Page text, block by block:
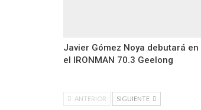
Javier Gómez Noya debutará en
el IRONMAN 70.3 Geelong
ANTERIOR SIGUIENTE